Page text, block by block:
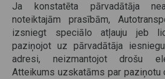
Ja konstatēta pārvadātāja
noteiktajām prasībām,
izsniegt speciālo atļauju jeb
paziņojot uz pārvadātāja
adresi, neizmantojot drošu
Atteikums uzskatāms par paziņotu